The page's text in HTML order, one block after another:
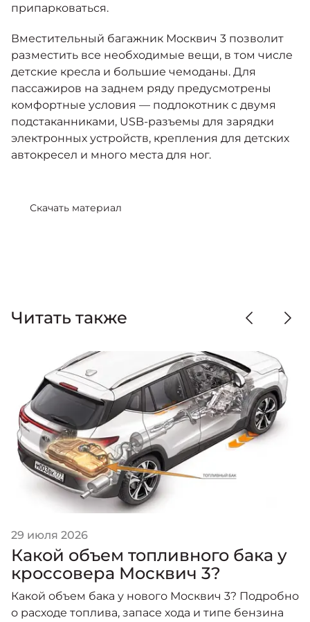
припарковаться.
Вместительный багажник Москвич 3 позволит
разместить все необходимые вещи, в том числе
детские кресла и большие чемоданы. Для
пассажиров на заднем ряду предусмотрены
комфортные условия — подлокотник с двумя
подстаканниками, USB-разъемы для зарядки
электронных устройств, крепления для детских
автокресел и много места для ног.
Скачать материал
Читать также
29 июля 2026
Какой объем топливного бака у
кроссовера Москвич 3?
Какой объем бака у нового Москвич 3? Подробно
о расходе топлива, запасе хода и типе бензина